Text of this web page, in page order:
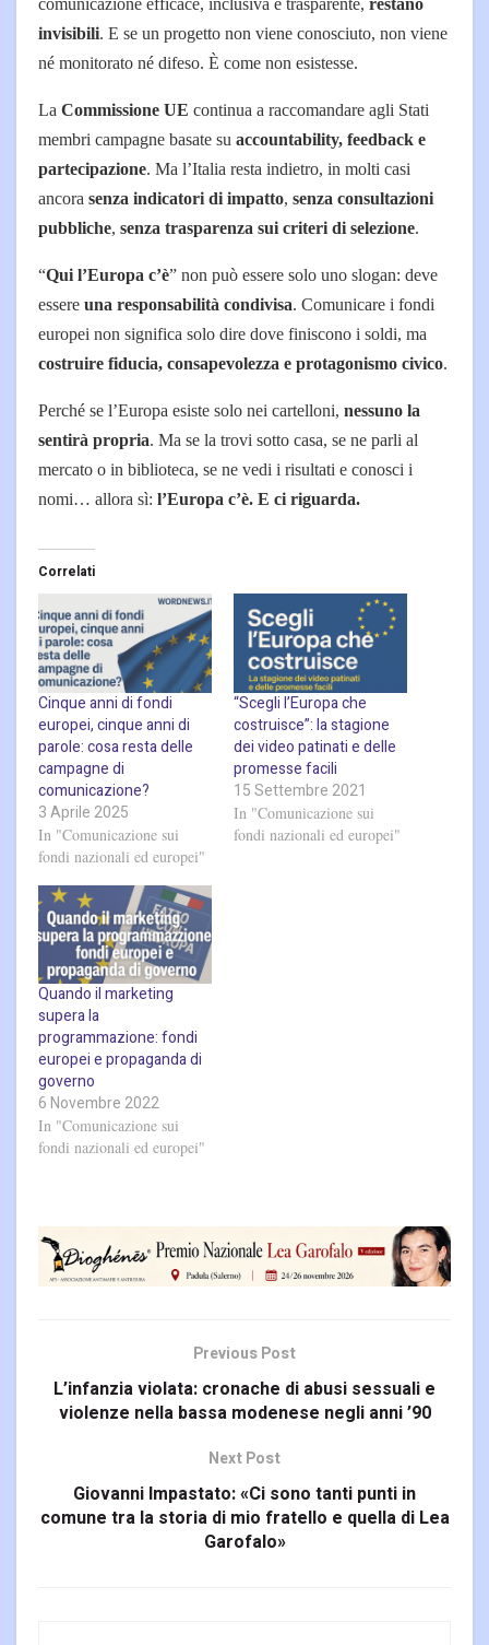
invisibili. E se un progetto non viene conosciuto, non viene
né monitorato né difeso. È come non esistesse.
La Commissione UE continua a raccomandare agli Stati
membri campagne basate su accountability, feedback e
partecipazione. Ma l’Italia resta indietro, in molti casi
ancora senza indicatori di impatto, senza consultazioni
pubbliche, senza trasparenza sui criteri di selezione.
“Qui l’Europa c’è” non può essere solo uno slogan: deve
essere una responsabilità condivisa. Comunicare i fondi
europei non significa solo dire dove finiscono i soldi, ma
costruire fiducia, consapevolezza e protagonismo civico.
Perché se l’Europa esiste solo nei cartelloni, nessuno la
sentirà propria. Ma se la trovi sotto casa, se ne parli al
mercato o in biblioteca, se ne vedi i risultati e conosci i
nomi… allora sì: l’Europa c’è. E ci riguarda.
Correlati
Cinque anni di fondi
europei, cinque anni di
parole: cosa resta delle
campagne di
comunicazione?
3 Aprile 2025
In "Comunicazione sui
fondi nazionali ed europei"
“Scegli l’Europa che
costruisce”: la stagione
dei video patinati e delle
promesse facili
15 Settembre 2021
In "Comunicazione sui
fondi nazionali ed europei"
Quando il marketing
supera la
programmazione: fondi
europei e propaganda di
governo
6 Novembre 2022
In "Comunicazione sui
fondi nazionali ed europei"
Previous Post
L’infanzia violata: cronache di abusi sessuali e
violenze nella bassa modenese negli anni ’90
Next Post
Giovanni Impastato: «Ci sono tanti punti in
comune tra la storia di mio fratello e quella di Lea
Garofalo»